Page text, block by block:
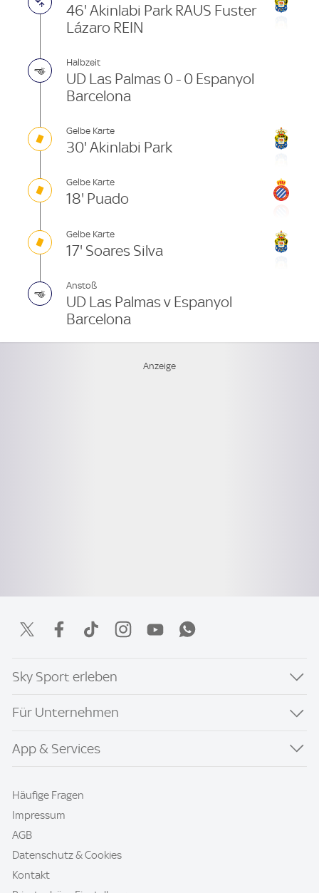
46' Akinlabi Park RAUS Fuster
Lázaro REIN
Halbzeit
UD Las Palmas 0 - 0 Espanyol
Barcelona
Gelbe Karte
30' Akinlabi Park
Gelbe Karte
18' Puado
Gelbe Karte
17' Soares Silva
Anstoß
UD Las Palmas v Espanyol
Barcelona
Sky Sport erleben
Für Unternehmen
App & Services
Häufige Fragen
Impressum
AGB
Datenschutz & Cookies
Kontakt